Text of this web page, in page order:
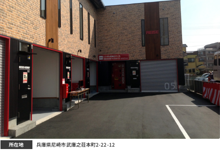
所在地 兵庫県尼崎市武庫之荘本町2-22-12